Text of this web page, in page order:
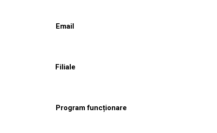
Email
Filiale
Program funcționare